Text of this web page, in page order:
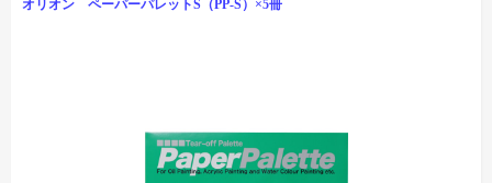
オリオン ペーパーパレットS（PP-S）×5冊